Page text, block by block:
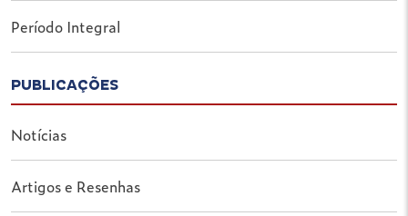
Período Integral
PUBLICAÇÕES
Notícias
Artigos e Resenhas